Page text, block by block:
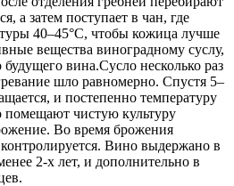
а затем поступает в чан, где
40–45°С, чтобы кожица лучше
вещества виноградному суслу,
вина.Сусло несколько раз
шло равномерно. Спустя 5–
и постепенно температуру
чистую культуру
Во время брожения
контролируется. Вино выдержано в
2-х лет, и дополнительно в